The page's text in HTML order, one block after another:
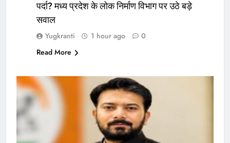
पर्दा? मध्य प्रदेश के लोक निर्माण विभाग पर उठे बड़े
सवाल
Yugkranti 1 hour ago
0
Read More